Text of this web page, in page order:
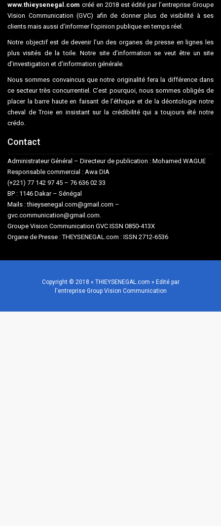
www.thieysenegal.com créé en 2018 est édité par l’entreprise Groupe
Vision Communication (GVC) afin de donner plus de visibilité à ses
clients mais aussi d’informer l’opinion publique en temps réel.
Notre objectif est de devenir l’un des organes de presse en lignes les
plus visités de la toile. Notre site d’information se veut être un site
d’investigation et d’information générale.
Nous sommes convaincus que notre originalité fera la différence dans
ce secteur très concurrentiel. C’est pourquoi, nous sommes obligés de
placer la barre haute en faisant de l’éthique et de la déontologie notre
cheval de Troie en insistant sur la crédibilité qui a toujours été notre
crédo.
Contact
Administrateur Général – Directeur de publication : Mohamed WAGUE
Responsable commercial : Awa DIA
(+221) 77 142 97 45 – 76 636 02 33
BP : 1146 Dakar – Sénégal
Mails : thieysenegal.com@gmail.com –
gvc.communication@gmail.com.
Groupe Vision Communication GVC ISSN 0850-413X
Organe de Presse : THEYSENEGAL.com : ISSN 2712-6536
Copyright © 2018 « THIEYSENEGAL.com » Edité par
l'entreprise Group Vision Communication